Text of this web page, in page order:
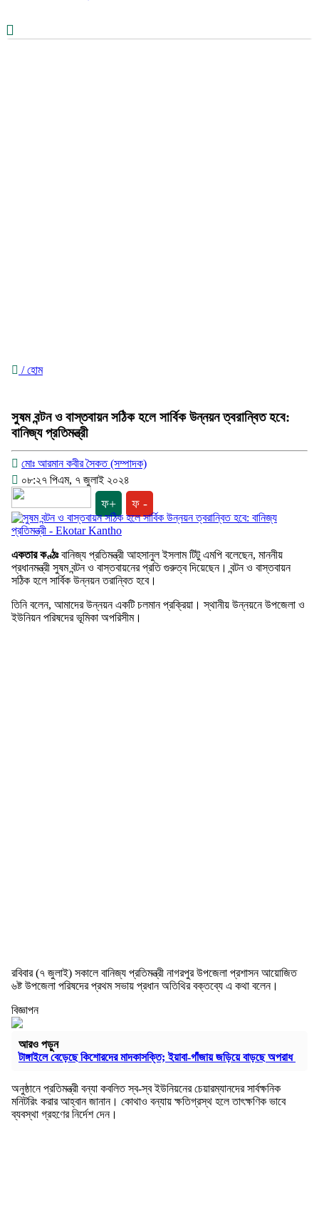
/ হোম
সুষম বন্টন ও বাস্তবায়ন সঠিক হলে সার্বিক উন্নয়ন ত্বরান্বিত হবে:
বানিজ্য প্রতিমন্ত্রী
মোঃ আরমান কবীর সৈকত (সম্পাদক)
০৮:২৭ পিএম, ৭ জুলাই ২০২৪
ফ+ ফ -
একতার কণ্ঠঃবানিজ্য প্রতিমন্ত্রী আহসানুল ইসলাম টিটু এমপি বলেছেন, মাননীয়
প্রধানমন্ত্রী সুষম বন্টন ও বাস্তবায়নের প্রতি গুরুত্ব দিয়েছেন। বন্টন ও বাস্তবায়ন
সঠিক হলে সার্বিক উন্নয়ন তরান্বিত হবে।
তিনি বলেন, আমাদের উন্নয়ন একটি চলমান প্রক্রিয়া। স্থানীয় উন্নয়নে উপজেলা ও
ইউনিয়ন পরিষদের ভূমিকা অপরিসীম।
রবিবার (৭ জুলাই) সকালে বানিজ্য প্রতিমন্ত্রী নাগরপুর উপজেলা প্রশাসন আয়োজিত
৬ষ্ট উপজেলা পরিষদের প্রথম সভায় প্রধান অতিথির বক্তব্যে এ কথা বলেন।
বিজ্ঞাপন
আরও পড়ুন
টাঙ্গাইলে বেড়েছে কিশোরদের মাদকাসক্তি; ইয়াবা-গাঁজায় জড়িয়ে বাড়ছে অপরাধ
অনুষ্ঠানে প্রতিমন্ত্রী বন্যা কবলিত স্ব-স্ব ইউনিয়নের চেয়ারম্যানদের সার্বক্ষনিক
মনিটরিং করার আহ্বান জানান। কোথাও বন্যায় ক্ষতিগ্রস্থ হলে তাৎক্ষণিক ভাবে
ব্যবস্থা গ্রহণের নির্দেশ দেন।